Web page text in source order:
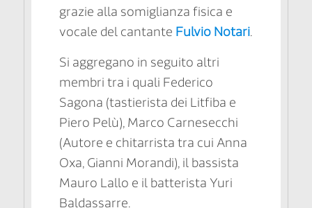
grazie alla somiglianza fisica e
vocale del cantante Fulvio Notari.
Si aggregano in seguito altri
membri tra i quali Federico
Sagona (tastierista dei Litfiba e
Piero Pelù), Marco Carnesecchi
(Autore e chitarrista tra cui Anna
Oxa, Gianni Morandi), il bassista
Mauro Lallo e il batterista Yuri
Baldassarre.